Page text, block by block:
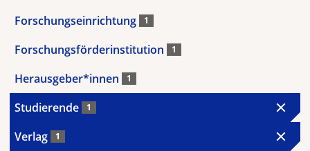
Forschungseinrichtung 1
Forschungsförderinstitution 1
Herausgeber*innen 1
Studierende 1
Verlag 1